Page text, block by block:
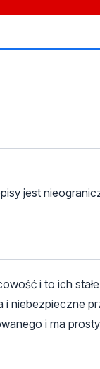
jest
i to ich
i niebezpieczne
i ma